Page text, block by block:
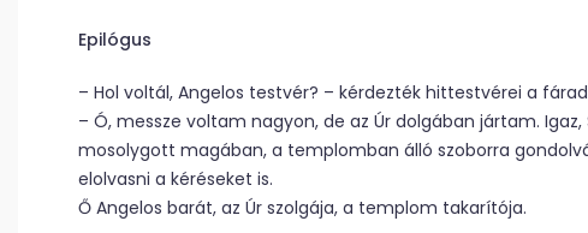
Epilógus
– Hol voltál, Angelos testvér? – kérdezték hittestvérei a
– Ó, messze voltam nagyon, de az Úr dolgában jártam.
mosolygott magában, a templomban álló szoborra
elolvasni a kéréseket is.
Ő Angelos barát, az Úr szolgája, a templom takarítója.